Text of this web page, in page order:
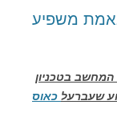
משפיע
המחשב בטכניון
שעברעל כאוס